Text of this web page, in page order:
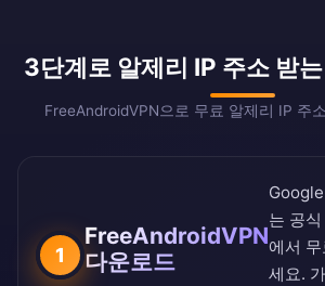
3단계로 알제리 IP 주소 받
FreeAndroidVPN으로 무료 알제리 IP 주
1
FreeAndroidVPN
다운로드
는 공
에서
세요.